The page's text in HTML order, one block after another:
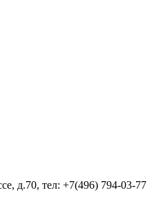
д.70, тел: +7(496) 794-03-77